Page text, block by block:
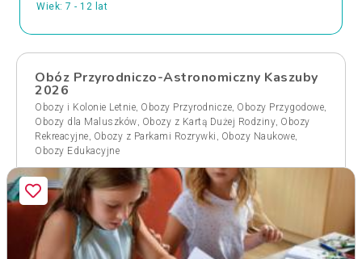
Wiek: 7 - 12 lat
Obóz Przyrodniczo-Astronomiczny Kaszuby
2026
Obozy i Kolonie Letnie, Obozy Przyrodnicze, Obozy Przygodowe,
Obozy dla Maluszków, Obozy z Kartą Dużej Rodziny, Obozy
Rekreacyjne, Obozy z Parkami Rozrywki , Obozy Naukowe,
Obozy Edukacyjne